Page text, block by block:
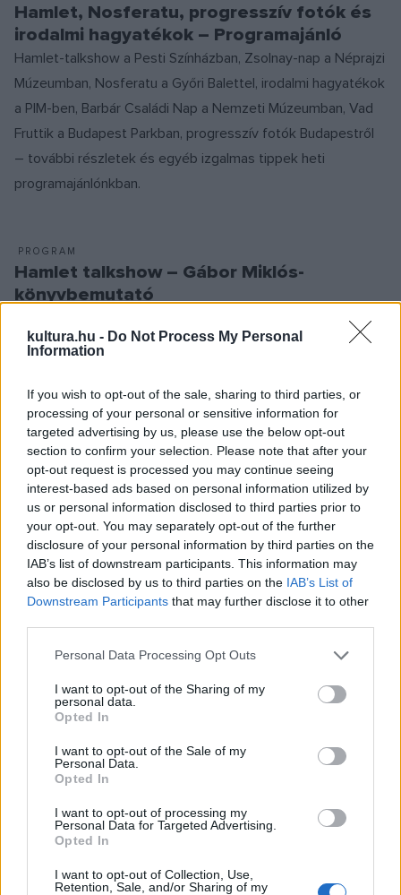
kultura.hu - Do Not Process My Personal
Information
If you wish to opt-out of the sale, sharing to third parties, or
processing of your personal or sensitive information for
targeted advertising by us, please use the below opt-out
section to confirm your selection. Please note that after your
opt-out request is processed you may continue seeing
interest-based ads based on personal information utilized by
us or personal information disclosed to third parties prior to
your opt-out. You may separately opt-out of the further
disclosure of your personal information by third parties on the
IAB’s list of downstream participants. This information may
also be disclosed by us to third parties on the IAB’s List of
Downstream Participants that may further disclose it to other
Please note that this website/app uses one or more Google
not limited to your visit or usage behaviour. You may click to
grant or deny consent to Google and its third-party tags to
use your data for below specified purposes in below Google
consent section.
Personal Data Processing Opt Outs
I want to opt-out of the Sharing of my
personal data.
Opted In
I want to opt-out of the Sale of my
Personal Data.
Opted In
I want to opt-out of processing my
Personal Data for Targeted Advertising.
Opted In
I want to opt-out of Collection, Use,
Retention, Sale, and/or Sharing of my
Hamlet, Nosferatu, progresszív fotók és
irodalmi hagyatékok – Programajánló
Hamlet-talkshow a Pesti Színházban, Zsolnay-nap a Néprajzi
Múzeumban, Nosferatu a Győri Balettel, irodalmi hagyatékok
a PIM-ben, Barbár Családi Nap a Nemzeti Múzeumban, Vad
Fruttik a Budapest Parkban, progresszív fotók Budapestről
– további részletek és egyéb izgalmas tippek heti
programajánlónkban.
PROGRAM
Hamlet talkshow – Gábor Miklós-
könyvbemutató
„Csak akkor hihetjük magunkat jónak egy szerepben, ha
megvan bennünk az önmagunkkal való találkozás pihentető,
simogató érzése. Az igazi alakítás mindig a szabadság laza
érzésével jár” – fogalmazta az 1919. április 7-én született –
és 1998-ban elhunyt – Kossuth-díjas színművész, Gábor
Miklós, akit többek között a Nemzeti Színház, a Madách
Színház és a kecskeméti Katona József Színház
előadásaiban, valamint a Budapesti tavasz, az Ősbemutató,
a Keserű igazság, a Rettenetes szülők és a Kertes házak
utcája című filmekben láthattunk.
Ludas Matyi mint a népnevelés eszköze
Az első magyar színes filmet, a Ludas Matyit éppen
hetvenöt évvel ezelőtt, 1950-ben mutatták be.
EZEN A NAPON TÖRTÉNT
1974-ben ezen a napon született Gubás Gabi Jászai Mari-